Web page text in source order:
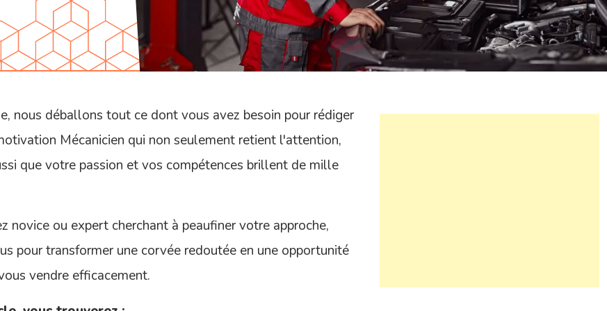
nous déballons tout ce dont vous avez besoin pour rédiger
Mécanicien qui non seulement retient l'attention,
que votre passion et vos compétences brillent de mille
novice ou expert cherchant à peaufiner votre approche,
pour transformer une corvée redoutée en une opportunité
vendre efficacement.